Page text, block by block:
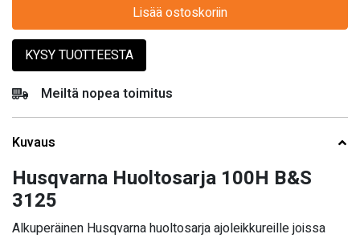
Lisää ostoskoriin
KYSY TUOTTEESTA
Meiltä nopea toimitus
Kuvaus
Husqvarna Huoltosarja 100H B&S
3125
Alkuperäinen Husqvarna huoltosarja ajoleikkureille joissa